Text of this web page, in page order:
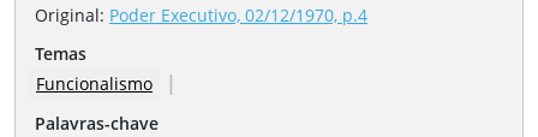
Original: Poder Executivo, 02/12/1970, p.4
Temas
Funcionalismo
|
Palavras-chave